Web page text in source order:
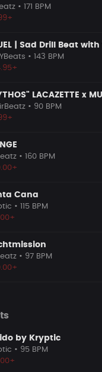
• 171 BPM
| Sad Drill Beat
• 143 BPM
LACAZETTE x
• 90 BPM
• 160 BPM
Cana
• 115 BPM
• 97 BPM
by Kryptic
• 95 BPM